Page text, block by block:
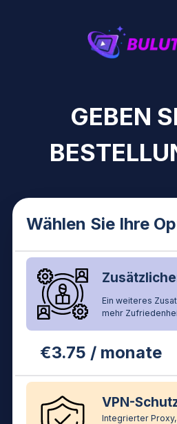
GEBEN
Wählen Sie Ihre
Ein weiteres
mehr
€3.75 / monate
VPN-
Integrierter